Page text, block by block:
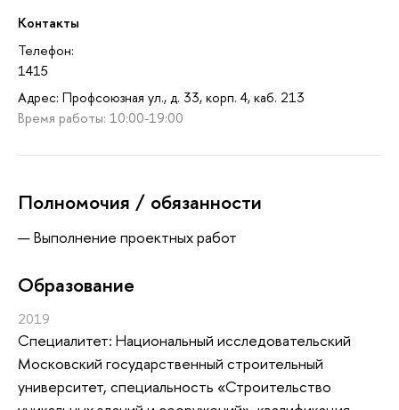
Контакты
Телефон:
1415
Адрес: Профсоюзная ул., д. 33, корп. 4, каб. 213
Время работы: 10:00-19:00
Полномочия / обязанности
Выполнение проектных работ
Oбразование
2019
Специалитет: Национальный исследовательский
Московский государственный строительный
университет, специальность «Строительство